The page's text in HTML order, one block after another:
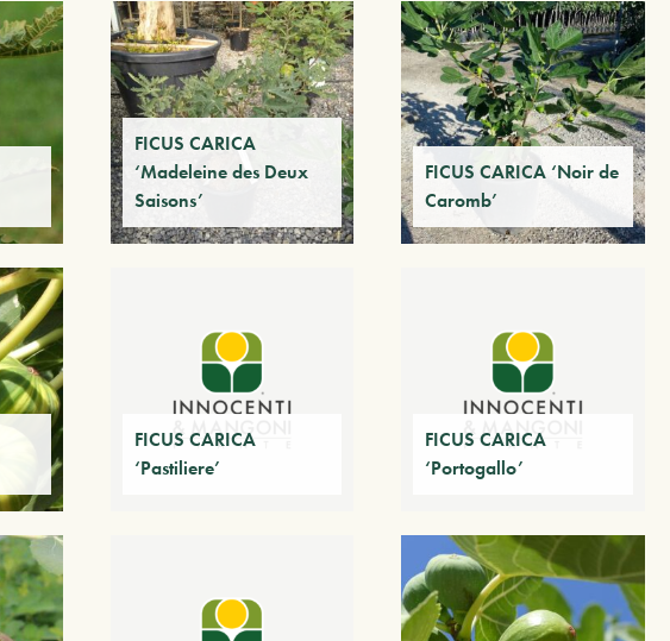
FICUS CARICA
‘Madeleine des Deux
Saisons’
FICUS CARICA ‘Noir de
Caromb’
FICUS CARICA
‘Pastiliere’
FICUS CARICA
‘Portogallo’